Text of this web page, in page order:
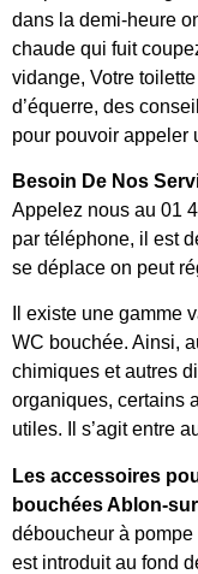
dans la demi-heure
chaude qui fuit
vidange, Votre
d’équerre, des
pour pouvoir appeler
Besoin De Nos
Appelez nous au 01
par téléphone, il est
se déplace on peut
Il existe une gamme
WC bouchée. Ainsi,
chimiques et autres
organiques, certains
utiles. Il s’agit entre
Les accessoires
bouchées Ablon-
déboucheur à
est introduit au fond